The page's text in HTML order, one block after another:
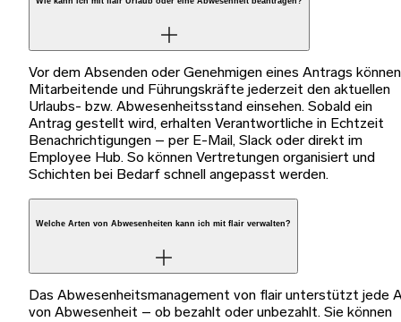
Vor dem Absenden oder Genehmigen eines Antrags können
Mitarbeitende und Führungskräfte jederzeit den aktuellen
Urlaubs- bzw. Abwesenheitsstand einsehen. Sobald ein
Antrag gestellt wird, erhalten Verantwortliche in Echtzeit
Benachrichtigungen – per E-Mail, Slack oder direkt im
Employee Hub. So können Vertretungen organisiert und
Schichten bei Bedarf schnell angepasst werden.
Welche Arten von Abwesenheiten kann ich mit flair verwalten?
Das Abwesenheitsmanagement von flair unterstützt jede
von Abwesenheit – ob bezahlt oder unbezahlt. Sie können